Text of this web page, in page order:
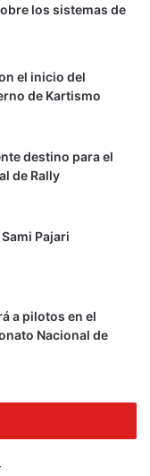
los sistemas de
el inicio del
de Kartismo
destino para el
de Rally
Pajari
a pilotos en el
Nacional de